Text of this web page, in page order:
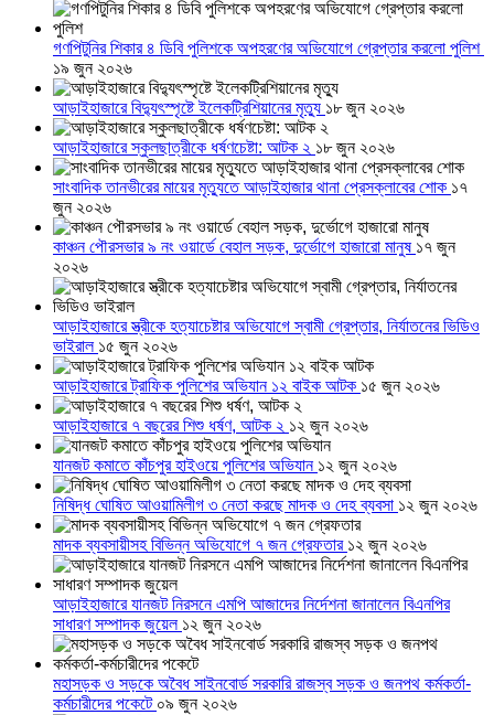
গণপিটুনির শিকার ৪ ডিবি পুলিশকে অপহরণের অভিযোগে গ্রেপ্তার করলো পুলিশ
১৯ জুন ২০২৬
আড়াইহাজারে বিদ্যুৎস্পৃষ্টে ইলেকট্রিশিয়ানের মৃত্যু ১৮ জুন ২০২৬
আড়াইহাজারে স্কুলছাত্রীকে ধর্ষণচেষ্টা: আটক ২ ১৮ জুন ২০২৬
সাংবাদিক তানভীরের মায়ের মৃত্যুতে আড়াইহাজার থানা প্রেসক্লাবের শোক ১৭
জুন ২০২৬
কাঞ্চন পৌরসভার ৯ নং ওয়ার্ডে বেহাল সড়ক, দুর্ভোগে হাজারো মানুষ ১৭ জুন
২০২৬
আড়াইহাজারে স্ত্রীকে হত্যাচেষ্টার অভিযোগে স্বামী গ্রেপ্তার, নির্যাতনের ভিডিও
ভাইরাল ১৫ জুন ২০২৬
আড়াইহাজারে ট্রাফিক পুলিশের অভিযান ১২ বাইক আটক ১৫ জুন ২০২৬
আড়াইহাজারে ৭ বছরের শিশু ধর্ষণ, আটক ২ ১২ জুন ২০২৬
যানজট কমাতে কাঁচপুর হাইওয়ে পুলিশের অভিযান ১২ জুন ২০২৬
নিষিদ্ধ ঘোষিত আওয়ামিলীগ ৩ নেতা করছে মাদক ও দেহ ব্যবসা ১২ জুন ২০২৬
মাদক ব্যবসায়ীসহ বিভিন্ন অভিযোগে ৭ জন গ্রেফতার ১২ জুন ২০২৬
আড়াইহাজারে যানজট নিরসনে এমপি আজাদের নির্দেশনা জানালেন বিএনপির
সাধারণ সম্পাদক জুয়েল ১২ জুন ২০২৬
মহাসড়ক ও সড়কে অবৈধ সাইনবোর্ড সরকারি রাজস্ব সড়ক ও জনপথ কর্মকর্তা-
কর্মচারীদের পকেটে ০৯ জুন ২০২৬